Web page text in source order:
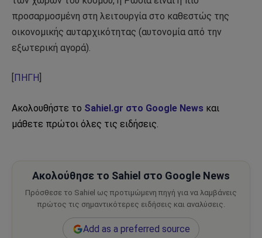
προσαρμοσμένη στη λειτουργία στο καθεστώς της
οικονομικής αυταρχικότητας (αυτονομία από την
εξωτερική αγορά).
ΠΗΓΗ
Ακολουθήστε το Sahiel.gr στο Google News και
μάθετε πρώτοι όλες τις ειδήσεις.
Ακολούθησε το Sahiel στο Google News
Πρόσθεσε το Sahiel ως προτιμώμενη πηγή για να λαμβάνεις
πρώτος τις σημαντικότερες ειδήσεις και αναλύσεις.
Add as a preferred source